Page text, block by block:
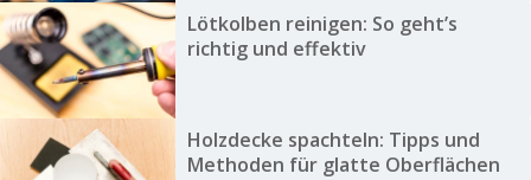
Lötkolben reinigen: So geht’s
richtig und effektiv
Holzdecke spachteln: Tipps und
Methoden für glatte Oberflächen